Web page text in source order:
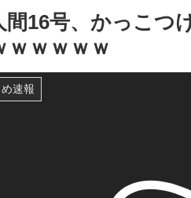
間16号、かっこつ
ｗｗｗｗｗ
速報